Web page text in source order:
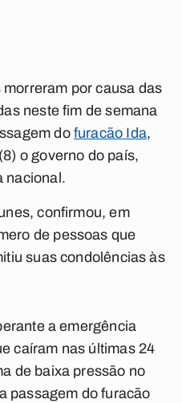
por causa das
neste fim de semana
do furacão Ida,
o governo do país,
nacional.
confirmou, em
de pessoas que
suas condolências às
a emergência
caíram nas últimas 24
de baixa pressão no
passagem do furacão